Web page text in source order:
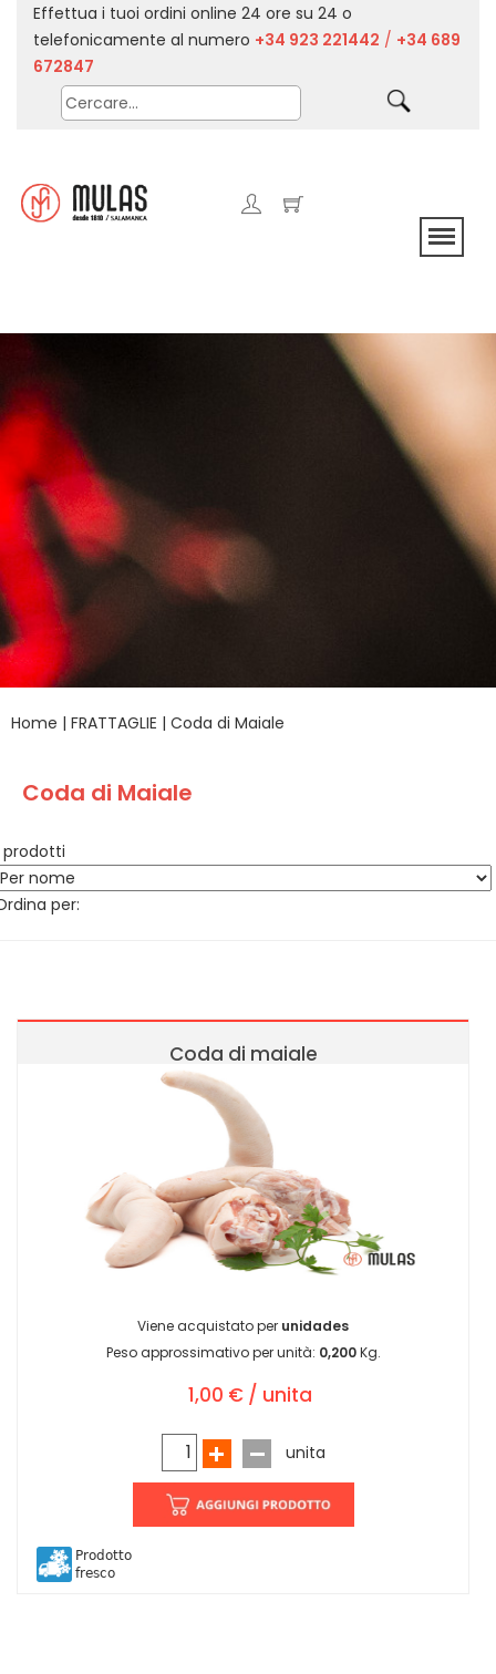
Effettua i tuoi ordini online 24 ore su 24 o
telefonicamente al numero +34 923 221442 / +34 689
672847
Home | FRATTAGLIE | Coda di Maiale
Coda di Maiale
prodotti
per:
Coda di maiale
Viene acquistato per unidades
Peso approssimativo per unità: 0,200Kg.
1,00 € / unita
unita
Prodotto
fresco